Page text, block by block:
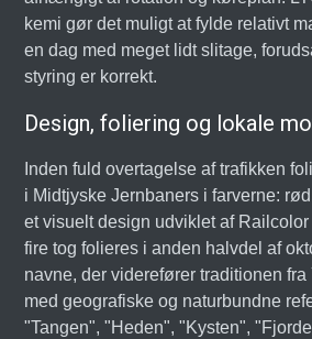
kemi gør det muligt at fylde relativt
en dag med meget lidt slitage,
styring er korrekt.
Design, foliering og lokale
Inden fuld overtagelse af trafikken
i Midtjyske Jernbaners i farverne:
et visuelt design udviklet af
fire tog folieres i anden halvdel af
navne, der viderefører traditionen fra
med geografiske og naturbundne
"Tangen", "Heden", "Kysten",